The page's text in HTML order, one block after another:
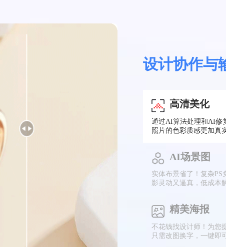
设计协作与
高清美化
通过AI算法处理和AI修
照片的色彩质感更加真
AI场景图
实体布景省了！复杂
影灵动又逼真，低成本
精美海报
不花钱找设计师！为您
只需改图换字，一键即